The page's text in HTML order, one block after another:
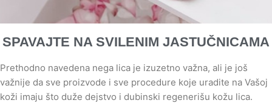
SPAVAJTE NA SVILENIM JASTUČNICAMA
Prethodno navedena nega lica je izuzetno važna, ali je još
važnije da sve proizvode i sve procedure koje uradite na Vašoj
koži imaju što duže dejstvo i dubinski regenerišu kožu lica.